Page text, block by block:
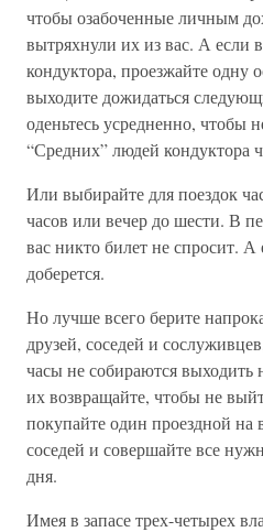
чтобы озабоченные личным
вытряхнули их из вас. А если
кондуктора, проезжайте одну
выходите дожидаться
оденьтесь усредненно, чтобы
“Средних” людей кондуктора
Или выбирайте для поездок
часов или вечер до шести. В
вас никто билет не спросит.
доберется.
Но лучше всего берите
друзей, соседей и
часы не собираются выходить
их возвращайте, чтобы не
покупайте один проездной
соседей и совершайте все
дня.
Имея в запасе трех-четырех